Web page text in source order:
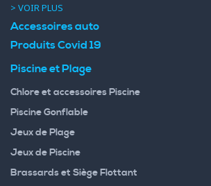
> VOIR PLUS
Accessoires auto
Produits Covid 19
Piscine et Plage
Chlore et accessoires Piscine
Piscine Gonflable
Jeux de Plage
Jeux de Piscine
Brassards et Siège Flottant